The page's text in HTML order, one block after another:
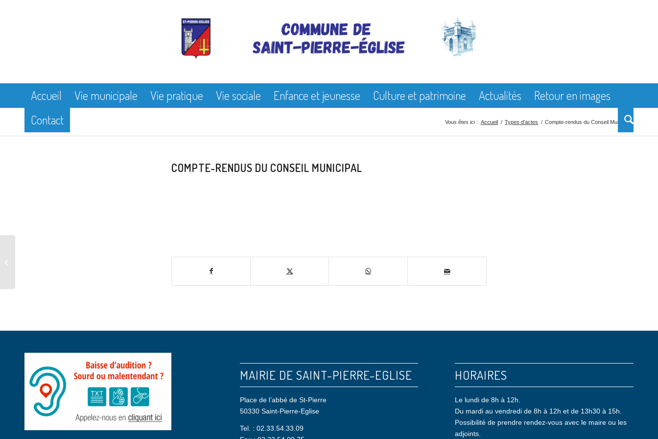
Accueil Vie municipale Vie pratique Vie sociale Enfance et jeunesse Culture et patrimoine Actualités
Retour en images
Contact
Vous êtes ici : Accueil / Types d'actes / Compte-rendus du Conseil Municipal
COMPTE-RENDUS DU CONSEIL MUNICIPAL
MAIRIE DE SAINT-PIERRE-EGLISE
Place de l’abbé de St-Pierre
50330 Saint-Pierre-Eglise
Tel. : 02.33.54.33.09
HORAIRES
Le lundi de 8h à 12h.
Du mardi au vendredi de 8h à 12h et de 13h30 à 15h.
Possibilité de prendre rendez-vous avec le maire ou les
adjoints.